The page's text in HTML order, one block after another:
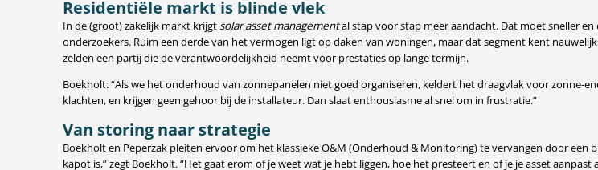
Residentiële markt is blinde vlek
In de (groot) zakelijk markt krijgtsolar asset managemental stap voor stap meer aandacht. Dat moet sneller
onderzoekers. Ruim een derde van het vermogen ligt op daken van woningen, maar dat segment kent
zelden een partij die de verantwoordelijkheid neemt voor prestaties op lange termijn.
Boekholt: “Als we het onderhoud van zonnepanelen niet goed organiseren, keldert het draagvlak voor
klachten, en krijgen geen gehoor bij de installateur. Dan slaat enthousiasme al snel om in frustratie.”
Van storing naar strategie
Boekholt en Peperzak pleiten ervoor om het klassieke O&M (Onderhoud & Monitoring) te vervangen door een
kapot is,” zegt Boekholt. “Het gaat erom of je weet wat je hebt liggen, hoe het presteert en of je je asset